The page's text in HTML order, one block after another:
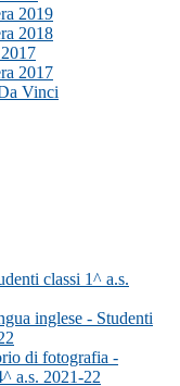
2019
2018
2017
Vinci
classi 1^ a.s.
inglese - Studenti
di fotografia -
a.s. 2021-22